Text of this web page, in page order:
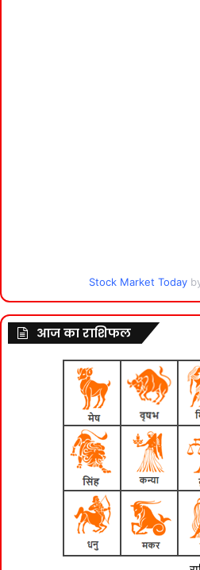
Stock Market Today
आज का राशिफल